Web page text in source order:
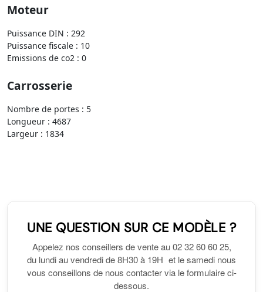
Moteur
Puissance DIN : 292
Puissance fiscale : 10
Emissions de co2 : 0
Carrosserie
Nombre de portes : 5
Longueur : 4687
Largeur : 1834
UNE QUESTION SUR CE MODÈLE ?
Appelez nos conseillers de vente au 02 32 60 60 25,
du lundi au vendredi de 8H30 à 19H et le samedi nous
vous conseillons de nous contacter via le formulaire ci-
dessous.